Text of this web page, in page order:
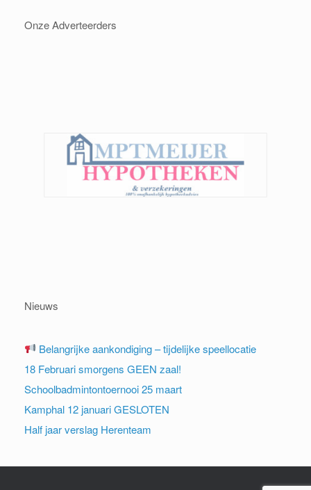
Onze Adverteerders
Nieuws
Belangrijke aankondiging – tijdelijke speellocatie
18 Februari smorgens GEEN zaal!
Schoolbadmintontoernooi 25 maart
Kamphal 12 januari GESLOTEN
Half jaar verslag Herenteam